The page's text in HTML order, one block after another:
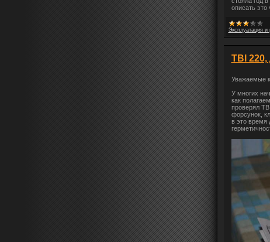
описать
Эксплуатация
TBI 220,
Уважаемые
У многих
как
проверял
форсунок,
в это время